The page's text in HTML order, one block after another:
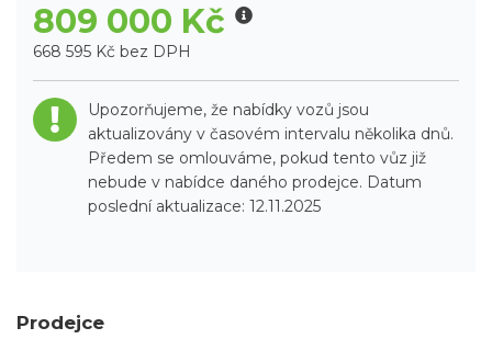
809 000 Kč
668 595 Kč bez DPH
Upozorňujeme, že nabídky vozů jsou
aktualizovány v časovém intervalu několika dnů.
Předem se omlouváme, pokud tento vůz již
nebude v nabídce daného prodejce. Datum
poslední aktualizace: 12.11.2025
Prodejce